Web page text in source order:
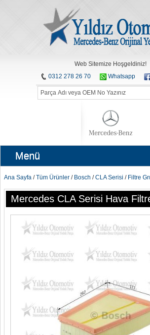
Web Sitemize Hoşgeldiniz!
0312 278 26 70
Whatsapp
Menü
Ana Sayfa /Tüm Ürünler / Bosch /CLA Serisi / Filtre
Mercedes CLA Serisi Hava